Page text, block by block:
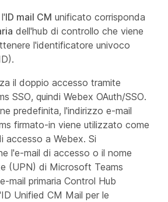
ID mail CM unificato corrisponda
dell'hub di controllo che viene
l'identificatore univoco
il doppio accesso tramite
SSO, quindi Webex OAuth/SSO.
predefinita, l'indirizzo e-mail
firmato-in viene utilizzato come
accesso a Webex. Si
l'e-mail di accesso o il nome
(UPN) di Microsoft Teams
mail primaria Control Hub
Unified CM Mail per le